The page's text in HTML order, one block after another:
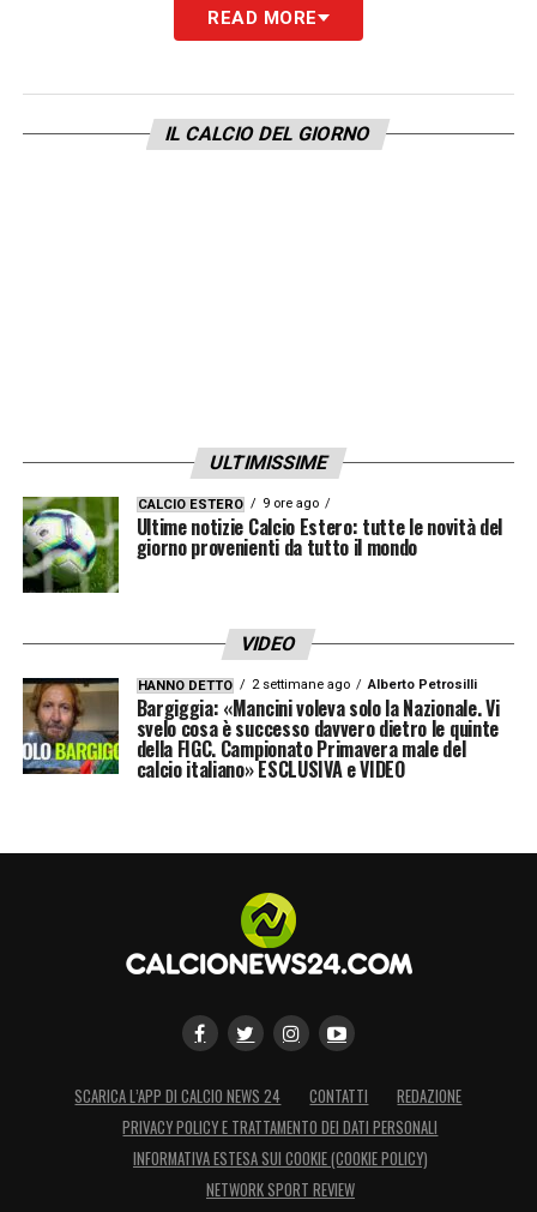
prestito e diritto di riscatto.
CONTINUA SU MILAN NEWS 24
READ MORE
IL CALCIO DEL GIORNO
ULTIMISSIME
CALCIO ESTERO 9 ore ago
Ultime notizie Calcio Estero: tutte le novità del
giorno provenienti da tutto il mondo
VIDEO
HANNO DETTO 2 settimane ago Alberto Petrosilli
Bargiggia: «Mancini voleva solo la Nazionale. Vi
svelo cosa è successo davvero dietro le quinte
della FIGC. Campionato Primavera male del
calcio italiano» ESCLUSIVA e VIDEO
SCARICA L’APP DI CALCIO NEWS 24 CONTATTI
REDAZIONE
PRIVACY POLICY E TRATTAMENTO DEI DATI PERSONALI
INFORMATIVA ESTESA SUI COOKIE (COOKIE POLICY)
NETWORK SPORT REVIEW